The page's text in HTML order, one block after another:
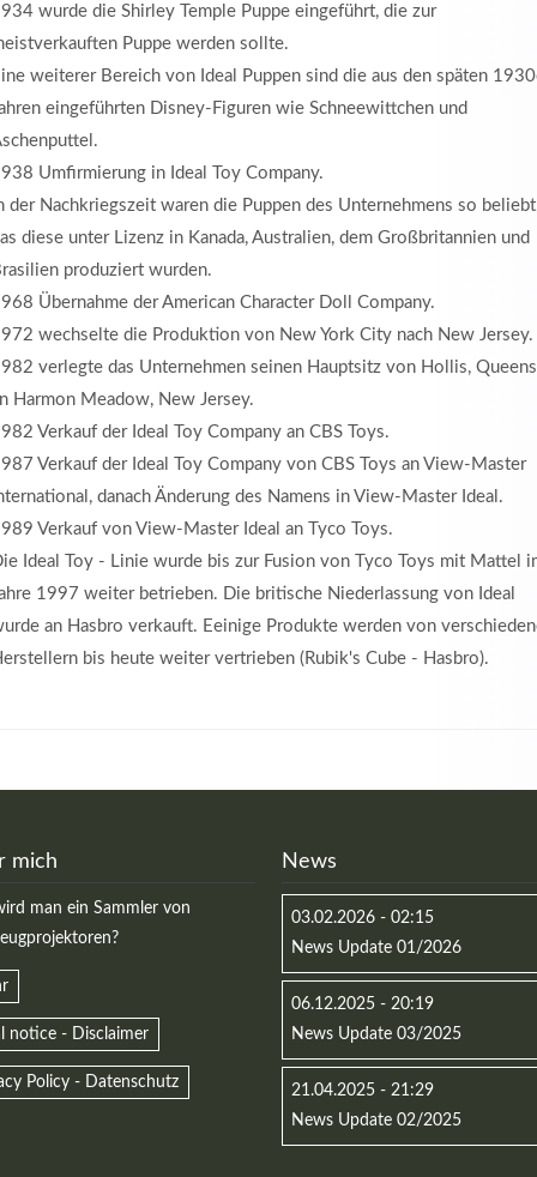
wurde die Shirley Temple Puppe eingeführt, die zur
Puppe werden sollte.
weiterer Bereich von Ideal Puppen sind die aus den späten
eingeführten Disney-Figuren wie Schneewittchen und
Umfirmierung in Ideal Toy Company.
der Nachkriegszeit waren die Puppen des Unternehmens so
diese unter Lizenz in Kanada, Australien, dem Großbritannien und
produziert wurden.
Übernahme der American Character Doll Company.
wechselte die Produktion von New York City nach New Jersey.
verlegte das Unternehmen seinen Hauptsitz von Hollis,
Harmon Meadow, New Jersey.
Verkauf der Ideal Toy Company an CBS Toys.
Verkauf der Ideal Toy Company von CBS Toys an View-Master
danach Änderung des Namens in View-Master Ideal.
Verkauf von View-Master Ideal an Tyco Toys.
Ideal Toy - Linie wurde bis zur Fusion von Tyco Toys mit Mattel
1997 weiter betrieben. Die britische Niederlassung von Ideal
an Hasbro verkauft. Eeinige Produkte werden von
bis heute weiter vertrieben (Rubik's Cube - Hasbro).
mich
man ein Sammler von
notice - Disclaimer
Policy - Datenschutz
News
03.02.2026 - 02:15
News Update 01/2026
06.12.2025 - 20:19
News Update 03/2025
21.04.2025 - 21:29
News Update 02/2025